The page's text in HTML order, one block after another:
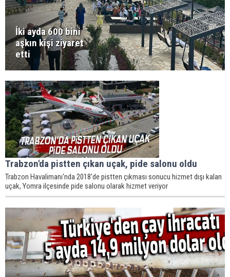
İki ayda 600 bini
aşkın kişi ziyaret
etti
Trabzon'da pistten çıkan uçak, pide salonu oldu
Trabzon Havalimanı'nda 2018'de pistten çıkması sonucu hizmet dışı kalan
uçak, Yomra ilçesinde pide salonu olarak hizmet veriyor